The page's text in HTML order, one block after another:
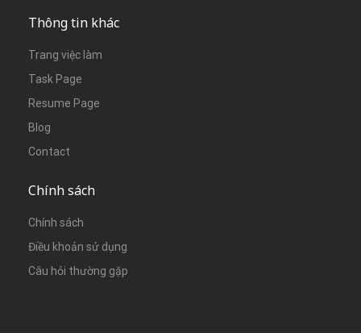
Thông tin khác
Trang việc làm
Task Page
Resume Page
Blog
Contact
Chính sách
Chính sách
Điều khoản sử dụng
Câu hỏi thường gặp